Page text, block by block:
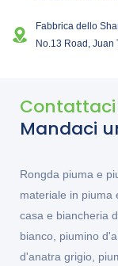
Fabbrica dello
No.13 Road, Juan
Contattaci
Mandaci
Rongda piuma e
materiale in piuma
casa e biancheria
bianco, piumino
d'anatra grigio,